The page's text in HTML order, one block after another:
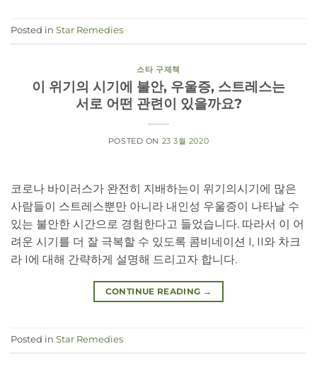
Posted in Star Remedies
스타 구제책
이 위기의 시기에 불안, 우울증, 스트레스는
서로 어떤 관련이 있을까요?
POSTED ON 23 3월 2020
코로나 바이러스가 완전히 지배하는이 위기의시기에 많은
사람들이 스트레스뿐만 아니라 내인성 우울증이 나타날 수
있는 불안한 시간으로 경험한다고 들었습니다. 따라서 이 어
려운 시기를 더 잘 극복할 수 있도록 콤비네이션 I, II와 차크
라 I에 대해 간략하게 설명해 드리고자 합니다.
CONTINUE READING →
Posted in Star Remedies